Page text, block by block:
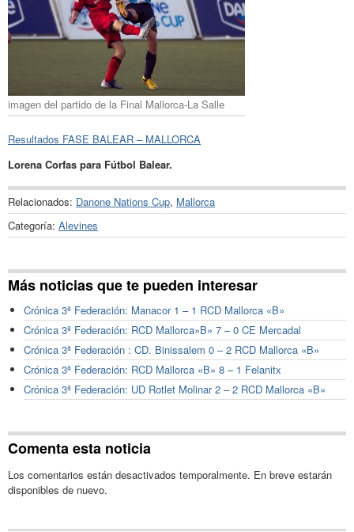
imagen del partido de la Final Mallorca-La Salle
Resultados FASE BALEAR – MALLORCA
Lorena Corfas para Fútbol Balear.
Relacionados: Danone Nations Cup, Mallorca
Categoría: Alevines
Más noticias que te pueden interesar
Crónica 3ª Federación: Manacor 1 – 1 RCD Mallorca «B»
Crónica 3ª Federación: RCD Mallorca»B» 7 – 0 CE Mercadal
Crónica 3ª Federación : CD. Binissalem 0 – 2 RCD Mallorca «B»
Crónica 3ª Federación: RCD Mallorca «B» 8 – 1 Felanitx
Crónica 3ª Federación: UD Rotlet Molinar 2 – 2 RCD Mallorca «B»
Comenta esta noticia
Los comentarios están desactivados temporalmente. En breve estarán
disponibles de nuevo.